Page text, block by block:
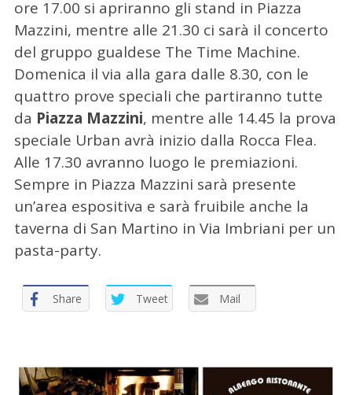
ore 17.00 si apriranno gli stand in Piazza
Mazzini, mentre alle 21.30 ci sarà il concerto
del gruppo gualdese The Time Machine.
Domenica il via alla gara dalle 8.30, con le
quattro prove speciali che partiranno tutte
da Piazza Mazzini, mentre alle 14.45 la prova
speciale Urban avrà inizio dalla Rocca Flea.
Alle 17.30 avranno luogo le premiazioni.
Sempre in Piazza Mazzini sarà presente
un’area espositiva e sarà fruibile anche la
taverna di San Martino in Via Imbriani per un
pasta-party.
Share Tweet Mail